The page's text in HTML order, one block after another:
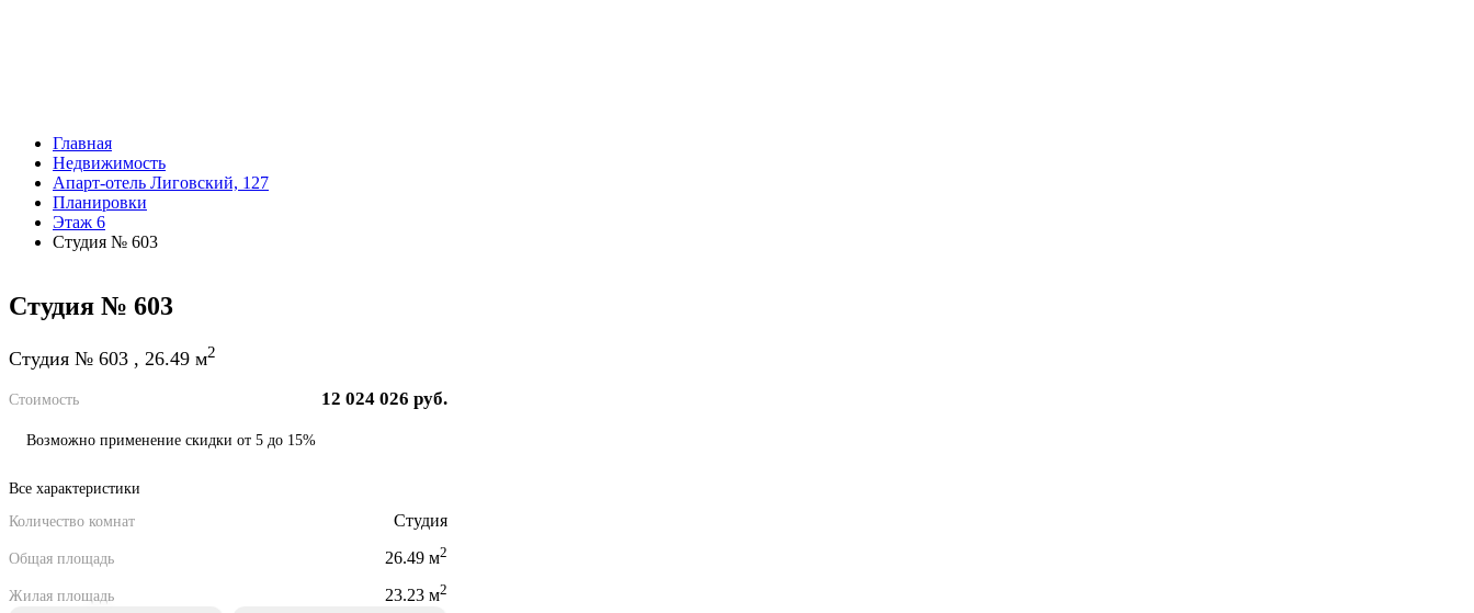
Главная
Недвижимость
Апарт-отель Лиговский, 127
Планировки
Этаж 6
Студия № 603
Студия № 603
Студия № 603 , 26.49 м2
Стоимость 12 024 026 руб.
Возможно применение скидки от 5 до 15%
Все характеристики
Количество комнат
Студия
Общая площадь 26.49 м2
Жилая площадь 23.23 м2